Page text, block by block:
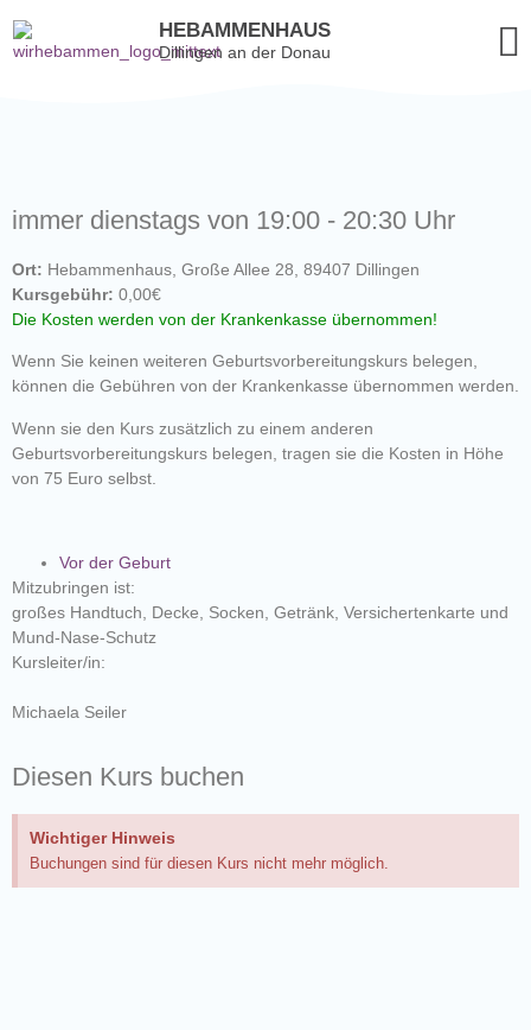
HEBAMMENHAUS
Dillingen an der Donau
immer dienstags von 19:00 - 20:30 Uhr
Ort: Hebammenhaus, Große Allee 28, 89407 Dillingen
Kursgebühr: 0,00€
Die Kosten werden von der Krankenkasse übernommen!
Wenn Sie keinen weiteren Geburtsvorbereitungskurs belegen,
können die Gebühren von der Krankenkasse übernommen werden.
Wenn sie den Kurs zusätzlich zu einem anderen
Geburtsvorbereitungskurs belegen, tragen sie die Kosten in Höhe
von 75 Euro selbst.
Vor der Geburt
Mitzubringen ist:
großes Handtuch, Decke, Socken, Getränk, Versichertenkarte und
Mund-Nase-Schutz
Kursleiter/in:
Michaela Seiler
Diesen Kurs buchen
Wichtiger Hinweis
Buchungen sind für diesen Kurs nicht mehr möglich.